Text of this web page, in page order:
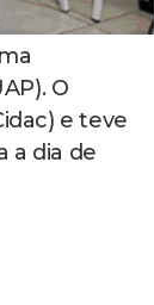
O
e teve
a dia de